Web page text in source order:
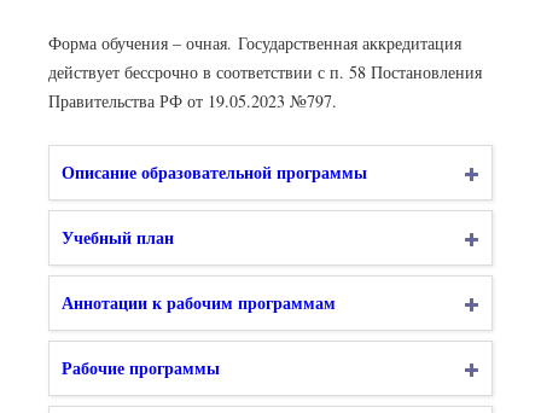
Форма обучения – очная. Государственная аккредитация
действует бессрочно в соответствии с п. 58 Постановления
Правительства РФ от 19.05.2023 №797.
Описание образовательной программы
Учебный план
Аннотации к рабочим программам
Рабочие программы